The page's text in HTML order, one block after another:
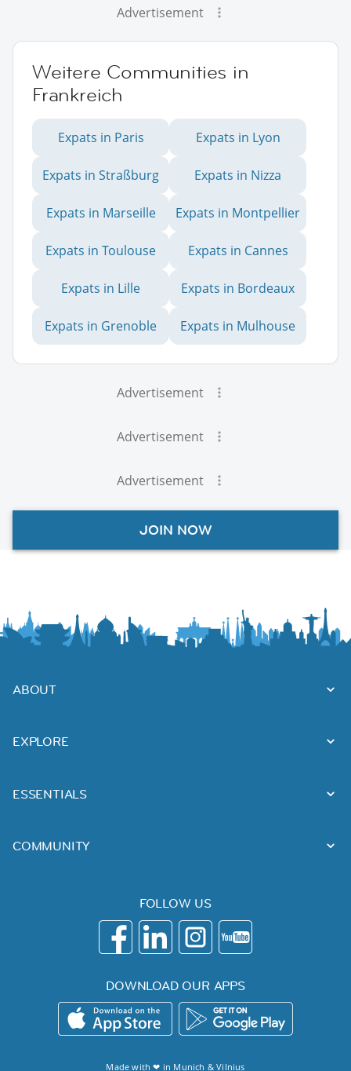
Advertisement
Weitere Communities in
Frankreich
Expats in Paris Expats in Lyon
Expats in Straßburg Expats in Nizza
Expats in Marseille Expats in Montpellier
Expats in Toulouse Expats in Cannes
Expats in Lille Expats in Bordeaux
Expats in Grenoble Expats in Mulhouse
Advertisement
Advertisement
Advertisement
JOIN NOW
ABOUT
EXPLORE
ESSENTIALS
COMMUNITY
FOLLOW US
DOWNLOAD OUR APPS
Made with ❤ in Munich &Vilnius